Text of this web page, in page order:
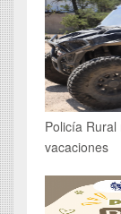
Policía
vacaciones